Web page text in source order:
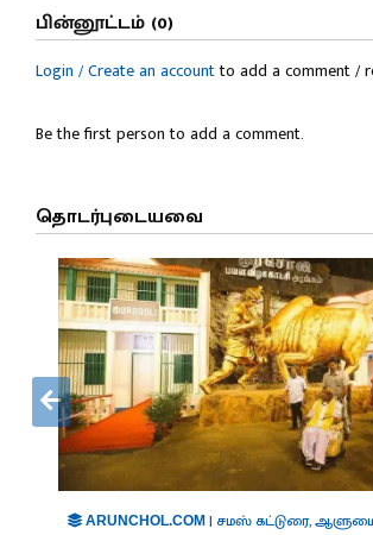
பின்னூட்டம் (0)
Login / Create an accountto add a comment /
Be the first person to add a comment.
தொடர்புடையவை
ARUNCHOL.COM |சமஸ் கட்டுரை,